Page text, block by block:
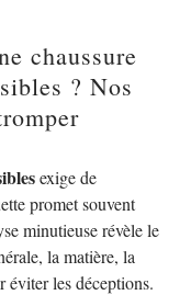
chaussure
? Nos
exige de
promet souvent
minutieuse révèle le
la matière, la
les déceptions.